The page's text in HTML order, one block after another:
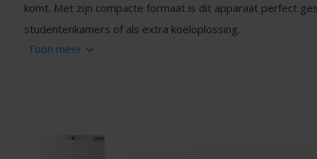
komt. Met zijn compacte formaat is dit apparaat perfect
studentenkamers of als extra koeloplossing.
Toon meer